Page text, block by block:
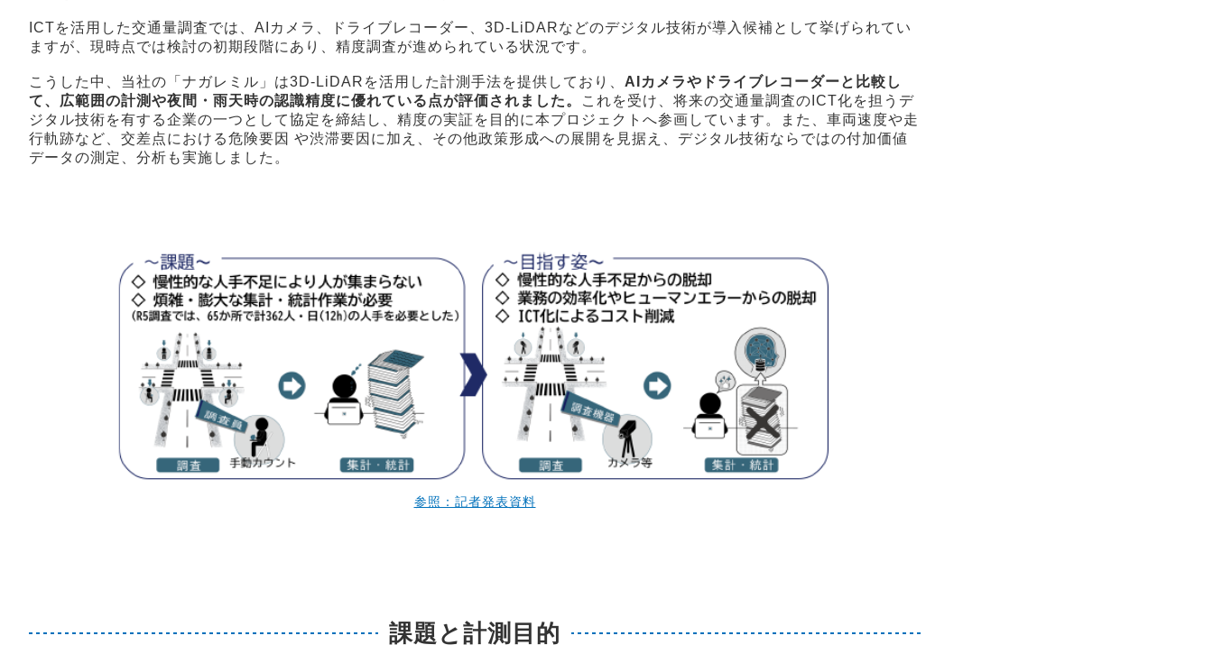
ICTを活用した交通量調査では、AIカメラ、ドライブレコーダー、3D-LiDARなどのデジタル技術が導入候補として挙げられてい
ますが、現時点では検討の初期段階にあり、精度調査が進められている状況です。
こうした中、当社の「ナガレミル」は3D-LiDARを活用した計測手法を提供しており、 AIカメラやドライブレコーダーと比較し
て、広範囲の計測や夜間・雨天時の認識精度に優れている点が評価されました。
これを受け、将来の交通量調査のICT化を担うデ
ジタル技術を有する企業の一つとして協定を締結し、精度の実証を目的に本プロジェクトへ参画しています。また、車両速度や走
行軌跡など、交差点における危険要因 や渋滞要因に加え、その他政策形成への展開を見据え、デジタル技術ならではの付加価値
データの測定、分析も実施しました。
参照：記者発表資料
課題と計測目的